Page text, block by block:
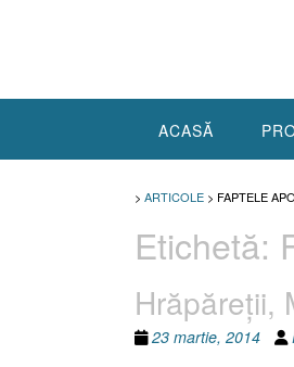
ACASĂ
> ARTICOLE > FAPTELE
Etichetă:
Hrăpăreţii,
23 martie, 2014